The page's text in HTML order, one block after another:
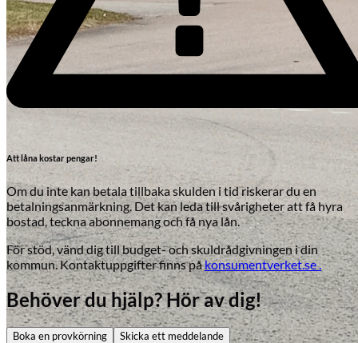
Skadeverkstad
Att låna kostar pengar!
Om du inte kan betala tillbaka skulden i tid riskerar du en
betalningsanmärkning. Det kan leda till svårigheter att få hyra
bostad, teckna abonnemang och få nya lån.
För stöd, vänd dig till budget- och skuldrådgivningen i din
kommun. Kontaktuppgifter finns påkonsumentverket.se .
Behöver du hjälp? Hör av dig!
Boka en provkörning Skicka ett meddelande